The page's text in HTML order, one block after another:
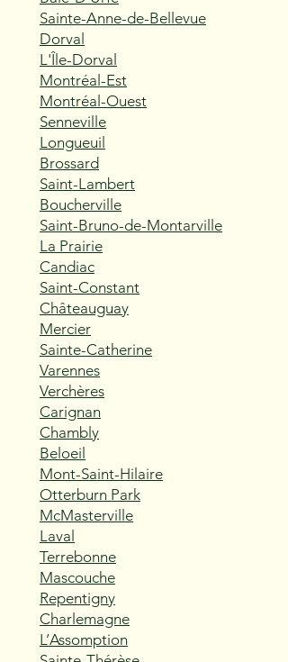
Sainte-Anne-de-Bellevue
Dorval
L'Île-Dorval
Montréal-Est
Montréal-Ouest
Senneville
Longueuil
Brossard
Saint-Lambert
Boucherville
Saint-Bruno-de-Montarville
La Prairie
Candiac
Saint-Constant
Châteauguay
Mercier
Sainte-Catherine
Varennes
Verchères
Carignan
Chambly
Beloeil
Mont-Saint-Hilaire
Otterburn Park
McMasterville
Laval
Terrebonne
Mascouche
Repentigny
Charlemagne
L’Assomption